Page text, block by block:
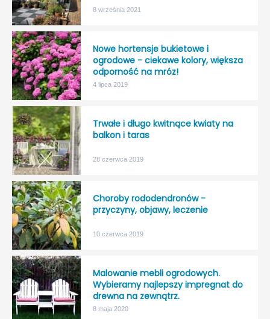
8 września 2021
Nowe hortensje bukietowe i
ogrodowe - ciekawe kolory, większa
odporność na mróz!
4 lipca 2019
Trwałe i długo kwitnące kwiaty na
balkon i taras
28 czerwca 2019
Choroby rododendronów -
przyczyny, objawy, leczenie
10 czerwca 2019
Malowanie mebli ogrodowych.
Wybieramy najlepszy impregnat do
drewna na zewnątrz.
8 maja 2020